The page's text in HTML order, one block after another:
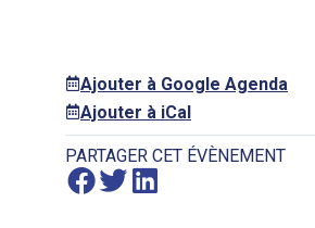
Ajouter à Google Agenda
Ajouter à iCal
PARTAGER CET ÉVÈNEMENT